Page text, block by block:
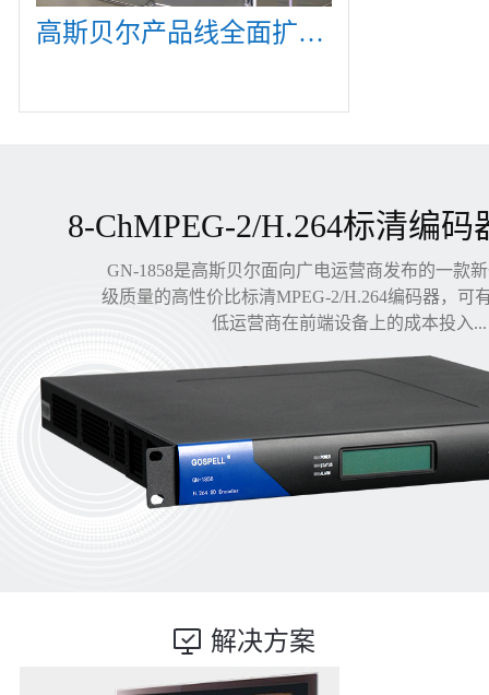
高斯贝尔产品线全面扩展，众多新产品亮相CommunicAsia 2019
8-ChMPEG-2/H.264标清编码
GN-1858是高斯贝尔面向广电运营商发布的一款
级质量的高性价比标清MPEG-2/H.264编码器，可
低运营商在前端设备上的成本投入...
解决方案